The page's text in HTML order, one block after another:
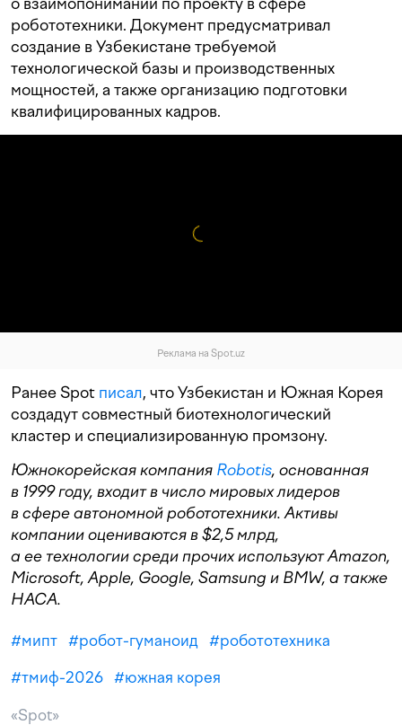
робототехники. Документ предусматривал
создание в Узбекистане требуемой
технологической базы и производственных
мощностей, а также организацию подготовки
квалифицированных кадров.
Реклама на Spot.uz
Ранее Spot писал, что Узбекистан и Южная Корея
создадут совместный биотехнологический
кластер и специализированную промзону.
Южнокорейская компания Robotis, основанная
в 1999 году, входит в число мировых лидеров
в сфере автономной робототехники. Активы
компании оцениваются в $2,5 млрд,
а ее технологии среди прочих используют Amazon,
Microsoft, Apple, Google, Samsung и BMW, а также
НАСА.
#мипт #робот-гуманоид #робототехника
#тмиф-2026 #южная корея
«Spot»